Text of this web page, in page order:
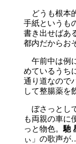
どうも根本
手紙というも
書き出せばあ
都内だからお
午前中は例
めているうち
通り道なので
して整腸薬を
ぼさっとし
も両親の車に
っと物色。馳
ぃ」の歌声が